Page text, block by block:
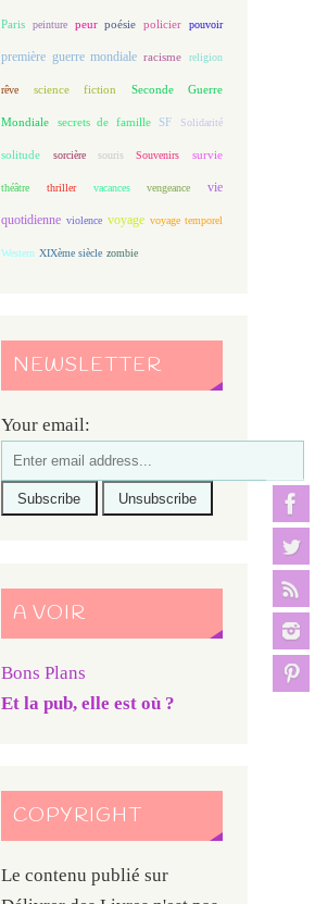
Paris peinture peur poésie policier pouvoir
première guerre mondiale racisme religion
rêve science fiction Seconde Guerre
Mondiale secrets de famille SF Solidarité
solitude sorcière souris Souvenirs survie
théâtre thriller vacances vengeance vie
quotidienne violence voyage voyage temporel
Western XIXème siècle zombie
NEWSLETTER
Your email:
A VOIR
Bons Plans
Et la pub, elle est où ?
COPYRIGHT
Le contenu publié sur